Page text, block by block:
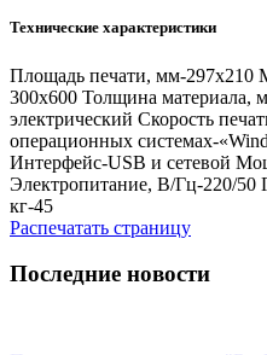
Технические характеристики
Площадь печати, мм-297х210
300х600 Толщина материала,
электрический Скорость
операционных системах-
Интерфейс-USB и сетевой
Электропитание, В/Гц-220/50
кг-45
Распечатать страницу
Последние новости